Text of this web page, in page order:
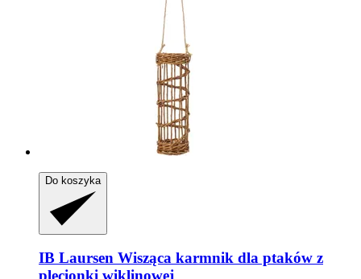
Do koszyka
IB Laursen Wisząca karmnik dla ptaków z